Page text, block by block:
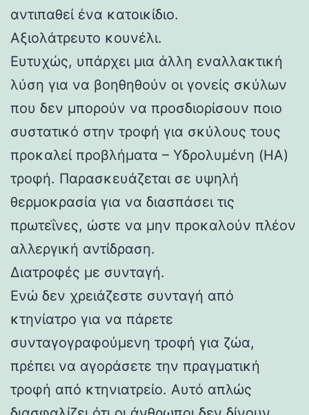
αντιπαθεί ένα κατοικίδιο.
Αξιολάτρευτο κουνέλι.
Ευτυχώς, υπάρχει μια άλλη εναλλακτική
λύση για να βοηθηθούν οι γονείς σκύλων
που δεν μπορούν να προσδιορίσουν ποιο
συστατικό στην τροφή για σκύλους τους
προκαλεί προβλήματα – Υδρολυμένη (HA)
τροφή. Παρασκευάζεται σε υψηλή
θερμοκρασία για να διασπάσει τις
πρωτεΐνες, ώστε να μην προκαλούν πλέον
αλλεργική αντίδραση.
Διατροφές με συνταγή.
Ενώ δεν χρειάζεστε συνταγή από
κτηνίατρο για να πάρετε
συνταγογραφούμενη τροφή για ζώα,
πρέπει να αγοράσετε την πραγματική
τροφή από κτηνιατρείο. Αυτό απλώς